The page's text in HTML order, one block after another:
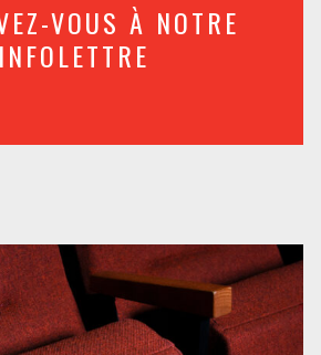
VOUS À NOTRE
INFOLETTRE